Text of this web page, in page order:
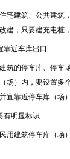
宅建筑、公共建筑
建，只要建充电桩
靠近车库出口
筑的停车库、停车
场）内，要设置多
宜靠近停车库（场
有明显标识
用建筑停车库（场